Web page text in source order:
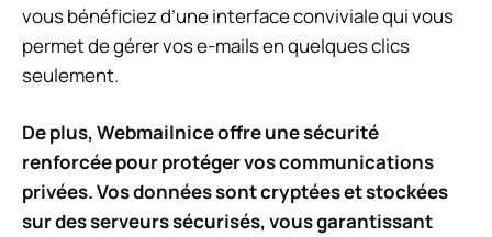
vous bénéficiez d’une interface conviviale qui vous
permet de gérer vos e-mails en quelques clics
seulement.
De plus, Webmailnice offre une sécurité
renforcée pour protéger vos communications
privées. Vos données sont cryptées et stockées
sur des serveurs sécurisés, vous garantissant